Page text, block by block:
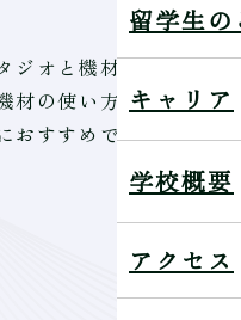
留学生の
キャリア
学校概要
アクセス
ジオと機材で不思議
材の使い方など、丁
おすすめです。